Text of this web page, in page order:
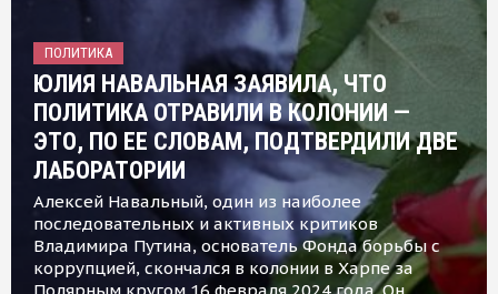
ПОЛИТИКА
ЮЛИЯ НАВАЛЬНАЯ ЗАЯВИЛА, ЧТО
ПОЛИТИКА ОТРАВИЛИ В КОЛОНИИ —
ЭТО, ПО ЕЕ СЛОВАМ, ПОДТВЕРДИЛИ ДВЕ
ЛАБОРАТОРИИ
Алексей Навальный, один из наиболее
последовательных и активных критиков
Владимира Путина, основатель Фонда борьбы с
коррупцией, скончался в колонии в Харпе за